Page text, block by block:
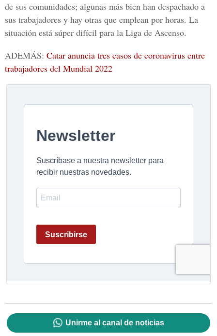
de sus comunidades; algunas más bien han despachado a
sus trabajadores y hay otras que emplean por horas. La
situación está súper difícil para la Liga de Ascenso.
ADEMÁS: Catar anuncia tres casos de coronavirus entre
trabajadores del Mundial 2022
Unirme al canal de noticias